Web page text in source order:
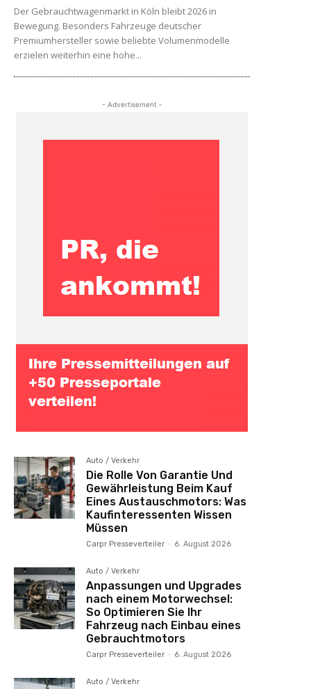
Der Gebrauchtwagenmarkt in Köln bleibt 2026 in
Bewegung. Besonders Fahrzeuge deutscher
Premiumhersteller sowie beliebte Volumenmodelle
erzielen weiterhin eine hohe...
- Advertisement -
Auto / Verkehr
Die Rolle Von Garantie Und
Gewährleistung Beim Kauf
Eines Austauschmotors: Was
Kaufinteressenten Wissen
Müssen
Carpr Presseverteiler - 6. August 2026
Auto / Verkehr
Anpassungen und Upgrades
nach einem Motorwechsel:
So Optimieren Sie Ihr
Fahrzeug nach Einbau eines
Gebrauchtmotors
Carpr Presseverteiler - 6. August 2026
Auto / Verkehr